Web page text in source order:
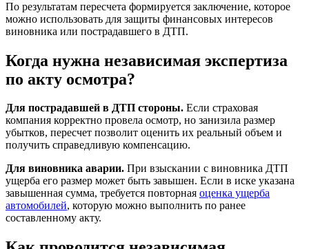
По результатам пересчета формируется заключение, которое
можно использовать для защиты финансовых интересов
виновника или пострадавшего в ДТП.
Когда нужна независимая экспертиза
по акту осмотра?
Для пострадавшей в ДТП стороны. Если страховая
компания корректно провела осмотр, но занизила размер
убытков, пересчет позволит оценить их реальный объем и
получить справедливую компенсацию.
Для виновника аварии. При взыскании с виновника ДТП
ущерба его размер может быть завышен. Если в иске указана
завышенная сумма, требуется повторная оценка ущерба
автомобилей, которую можно выполнить по ранее
составленному акту.